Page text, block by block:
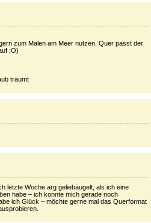
zum Malen am Meer nutzen. Quer passt der
;O)
träumt
letzte Woche arg geliebäugelt, als ich eine
habe – ich konnte mich gerade noch
ich Glück – möchte gerne mal das Querformat